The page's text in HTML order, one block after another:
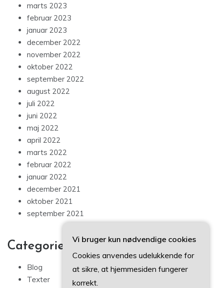
marts 2023
februar 2023
januar 2023
december 2022
november 2022
oktober 2022
september 2022
august 2022
juli 2022
juni 2022
maj 2022
april 2022
marts 2022
februar 2022
januar 2022
december 2021
oktober 2021
september 2021
Categories
Blog
Texter
Vi bruger kun nødvendige cookies
Cookies anvendes udelukkende for
at sikre, at hjemmesiden fungerer
korrekt.